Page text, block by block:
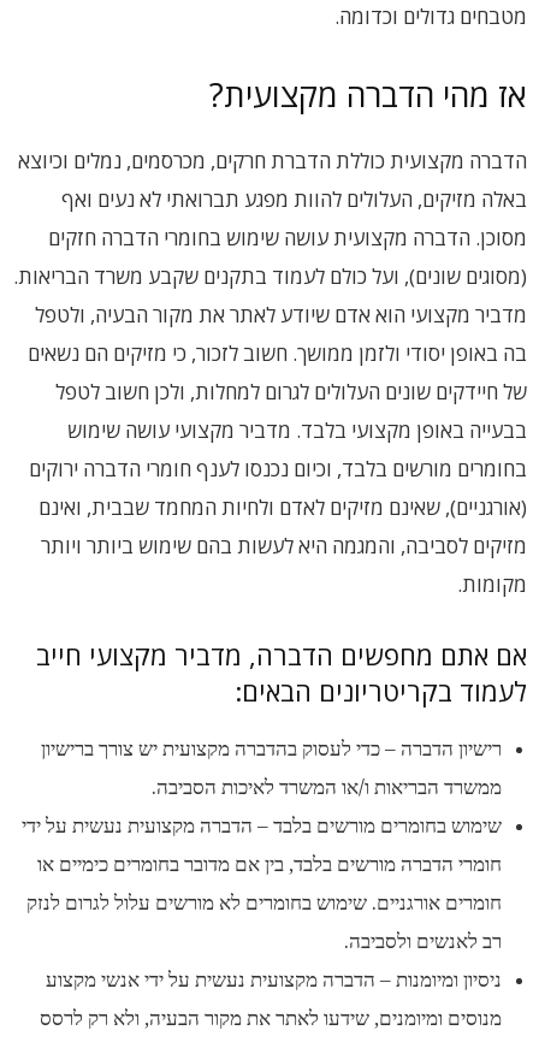
מטבחים גדולים וכדומה.
אז מהי הדברה מקצועית?
הדברה מקצועית כוללת הדברת חרקים, מכרסמים, נמלים וכיוצא
באלה מזיקים, העלולים להוות מפגע תברואתי לא נעים ואף
מסוכן. הדברה מקצועית עושה שימוש בחומרי הדברה חזקים
(מסוגים שונים), ועל כולם לעמוד בתקנים שקבע משרד הבריאות.
מדביר מקצועי הוא אדם שיודע לאתר את מקור הבעיה, ולטפל
בה באופן יסודי ולזמן ממושך. חשוב לזכור, כי מזיקים הם נשאים
של חיידקים שונים העלולים לגרום למחלות, ולכן חשוב לטפל
בבעייה באופן מקצועי בלבד. מדביר מקצועי עושה שימוש
בחומרים מורשים בלבד, וכיום נכנסו לענף חומרי הדברה ירוקים
(אורגניים), שאינם מזיקים לאדם ולחיות המחמד שבבית, ואינם
מזיקים לסביבה, והמגמה היא לעשות בהם שימוש ביותר ויותר
מקומות.
אם אתם מחפשים הדברה, מדביר מקצועי חייב
לעמוד בקריטריונים הבאים:
רישיון הדברה – כדי לעסוק בהדברה מקצועית יש צורך ברישיון
ממשרד הבריאות ו/או המשרד לאיכות הסביבה.
שימוש בחומרים מורשים בלבד – הדברה מקצועית נעשית על ידי
חומרי הדברה מורשים בלבד, בין אם מדובר בחומרים כימיים או
חומרים אורגניים. שימוש בחומרים לא מורשים עלול לגרום לנזק
רב לאנשים ולסביבה.
ניסיון ומיומנות – הדברה מקצועית נעשית על ידי אנשי מקצוע
מנוסים ומיומנים, שידעו לאתר את מקור הבעיה, ולא רק לרסס